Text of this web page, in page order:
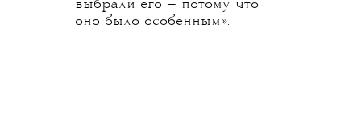
выбрали его — потому что
оно было особенным».